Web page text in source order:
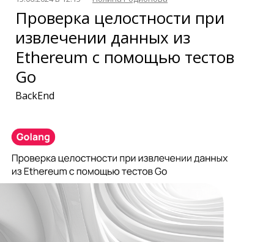
Проверка целостности при
извлечении данных из
Ethereum с помощью тестов
Go
BackEnd